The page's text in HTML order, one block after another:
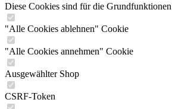
Diese Cookies sind für die
"Alle Cookies ablehnen" Cookie
"Alle Cookies annehmen" Cookie
Ausgewählter Shop
CSRF-Token